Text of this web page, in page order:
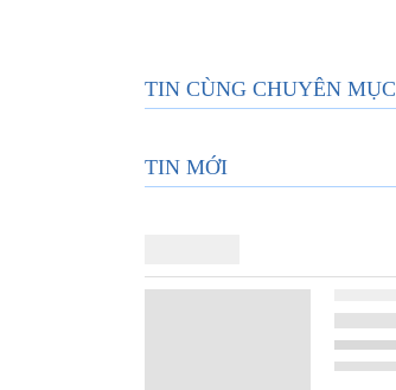
TIN CÙNG CHUYÊN MỤC
TIN MỚI